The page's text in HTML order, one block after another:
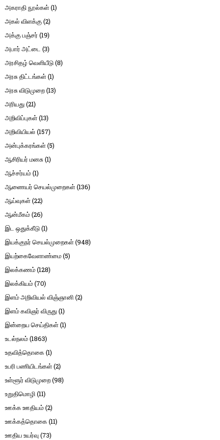
அகராதி நூல்கள்(1)
அகல் விளக்கு(2)
அக்கு பஞ்சர் (19)
அபார் அட்டை (3)
அரசிதழ் வெளியீடு(8)
அரசு திட்டங்கள்(1)
அரசு விடுமுறை(13)
அரியது(21)
அறிவிப்புகள்(13)
அறிவியியல் (157)
அன்புக்கரங்கள்(5)
ஆசிரியர் மனசு(1)
ஆச்சர்யம்(1)
ஆணையர் செயல்முறைகள்(136)
ஆய்வுகள்(22)
ஆன்மீகம்(26)
இட ஒதுக்கீடு(1)
இயக்குநர் செயல்முறைகள்(948)
இயற்கைவேளாண்மை(5)
இலக்கணம்(128)
இலக்கியம்(70)
இளம் அறிவியல் விஞ்ஞானி(2)
இளம் கவிஞர் விருது(1)
இன்றைய செய்திகள்(1)
உடல்நலம்(1863)
உதவித்தொகை(1)
உபரி பணியிடங்கள்(2)
உள்ளூர் விடுமுறை(98)
உறுதிமொழி(11)
ஊக்க ஊதியம்(2)
ஊக்கத்தொகை(11)
ஊதிய உயர்வு (73)